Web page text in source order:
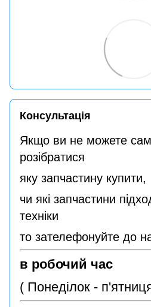
Консультація
Якщо ви не можете
розібратися
яку запчастину купити,
чи які запчастини
техніки
то зателефонуйте до
в робочий час
( Понеділок -